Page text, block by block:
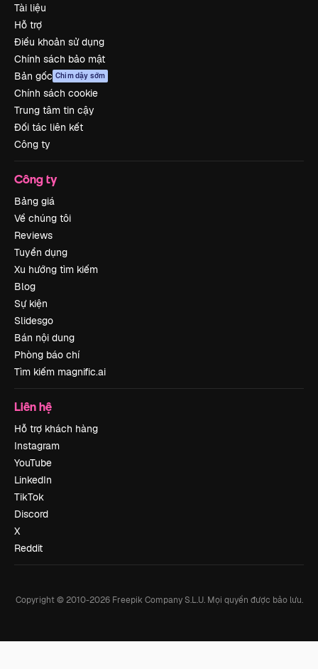
Tài liệu
Hỗ trợ
Điều khoản sử dụng
Chính sách bảo mật
Bản gốc Chim dậy sớm
Chính sách cookie
Trung tâm tin cậy
Đối tác liên kết
Công ty
Công ty
Bảng giá
Về chúng tôi
Reviews
Tuyển dụng
Xu hướng tìm kiếm
Blog
Sự kiện
Slidesgo
Bán nội dung
Phòng báo chí
Tìm kiếm magnific.ai
Liên hệ
Hỗ trợ khách hàng
Instagram
YouTube
LinkedIn
TikTok
Discord
X
Reddit
Copyright © 2010-2026Freepik Company S.L.U. Mọi quyền được bảo lưu.